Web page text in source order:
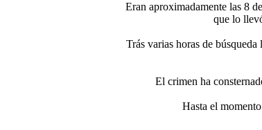
Eran aproximadamente las 8
que lo
Trás varias horas de
El crimen ha
Hasta el